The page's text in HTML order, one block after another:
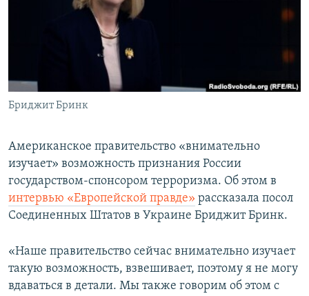
ПОБЕДИТЕЛЕЙ НЕ СУДЯТ?
КРЫМ.НЕПОКОРЕННЫЙ
УКРАИНСКАЯ ПРОБЛЕМА КРЫМА
ПРИСОЕДИНЯЙТЕСЬ!
Все сайты RFE/RL
Бриджит Бринк
Американское правительство «внимательно
изучает» возможность признания России
государством-спонсором терроризма. Об этом в
интервью «Европейской правде» рассказала посол
Соединенных Штатов в Украине Бриджит Бринк.
«Наше правительство сейчас внимательно изучает
такую возможность, взвешивает, поэтому я не могу
вдаваться в детали. Мы также говорим об этом с